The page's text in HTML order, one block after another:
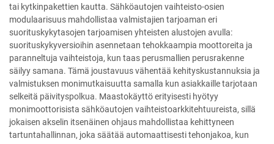
tai kytkinpakettien kautta. Sähköautojen vaihteisto-osien
modulaarisuus mahdollistaa valmistajien tarjoaman eri
suorituskykytasojen tarjoamisen yhteisten alustojen avulla:
suorituskykyversioihin asennetaan tehokkaampia moottoreita ja
paranneltuja vaihteistoja, kun taas perusmallien perusrakenne
säilyy samana. Tämä joustavuus vähentää kehityskustannuksia ja
valmistuksen monimutkaisuutta samalla kun asiakkaille tarjotaan
selkeitä päivityspolkua. Maastokäyttö erityisesti hyötyy
monimoottorisista sähköautojen vaihteistoarkkitehtuureista, sillä
jokaisen akselin itsenäinen ohjaus mahdollistaa kehittyneen
tartuntahallinnan, joka säätää automaattisesti tehonjakoa, kun